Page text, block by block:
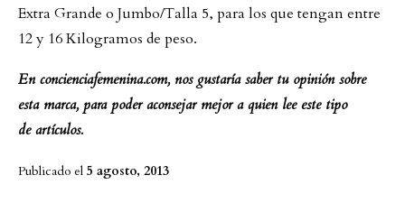
Extra Grande o Jumbo/Talla 5, para los que tengan entre
12 y 16 Kilogramos de peso.
En concienciafemenina.com, nos gustaría saber tu opinión sobre
esta marca, para poder aconsejar mejor a quien lee este tipo
de artículos.
Publicado el 5 agosto, 2013